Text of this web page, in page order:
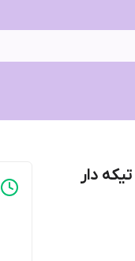
شلوار لی مردانه فول بگ کد 41271 تیکه دار